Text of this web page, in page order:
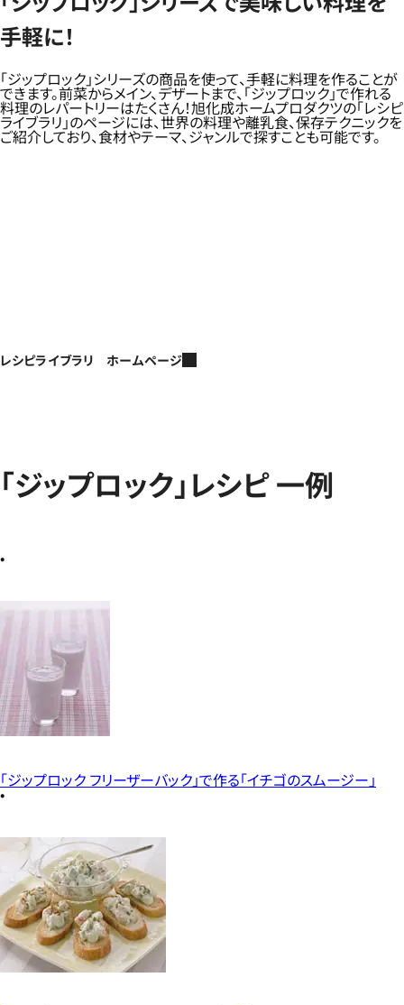
手軽に！
「ジップロック」シリーズの商品を使って、手軽に料理を作ることが
できます。前菜からメイン、デザートまで、「ジップロック」で作れる
料理のレパートリーはたくさん！旭化成ホームプロダクツの「レシピ
ライブラリ」のページには、世界の料理や離乳食、保存テクニックを
ご紹介しており、食材やテーマ、ジャンルで探すことも可能です。
レシピライブラリ ホームページ
「ジップロック」レシピ 一例
「ジップロック フリーザーバック」で作る「イチゴのスムージー」